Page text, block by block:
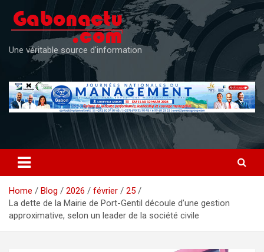
content
Une véritable source d'information
Home Blog 2026 février
25
La dette de la Mairie de Port-Gentil découle d’une gestion
approximative, selon un leader de la société civile